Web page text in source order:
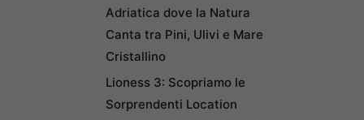
Adriatica dove la Natura
Canta tra Pini, Ulivi e Mare
Cristallino
Lioness 3: Scopriamo le
Sorprendenti Location